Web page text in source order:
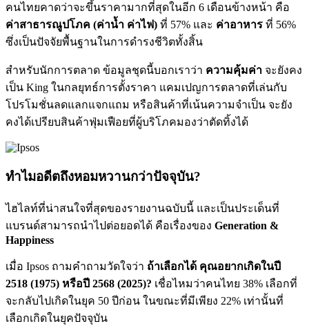
คนไทยคาดว่าจะขึ้นราคามากที่สุดในอีก 6 เดือนข้างหน้า คือ
ค่าสาธารณูปโภค (ค่าน้ำ ค่าไฟ) ที่ 57% และ ค่าอาหาร ที่ 56%
ซึ่งเป็นปัจจัยพื้นฐานในการดำรงชีวิตทั้งสิ้น
สำหรับนักการตลาด ข้อมูลชุดนี้บอกเราว่า ความคุ้มค่า จะยังคง
เป็น King ในกลยุทธ์การตั้งราคา แคมเปญการตลาดที่เล่นกับ
โปรโมชั่นลดแลกแจกแถม หรือสินค้าที่เน้นความจำเป็น จะยัง
คงได้เปรียบสินค้าฟุ่มเฟือยที่ผู้บริโภคมองว่าตัดทิ้งได้
ทำไมอดีตถึงหอมหวานกว่าปัจจุบัน?
ไฮไลท์ที่น่าสนใจที่สุดของรายงานฉบับนี้ และเป็นประเด็นที่
แบรนด์สามารถนำไปต่อยอดได้ คือเรื่องของ Generation &
Happiness
เมื่อ Ipsos ถามคำถามวัดใจว่า ถ้าเลือกได้ คุณอยากเกิดในปี
2518 (1975) หรือปี 2568 (2025)? เชื่อไหมว่าคนไทย 38% เลือกที่
จะกลับไปเกิดในยุค 50 ปีก่อน ในขณะที่มีเพียง 22% เท่านั้นที่
เลือกเกิดในยุคปัจจุบัน